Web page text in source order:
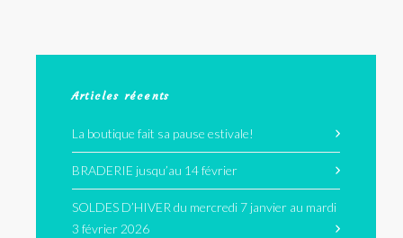
Articles récents
La boutique fait sa pause estivale!
BRADERIE jusqu’au 14 février
SOLDES D’HIVER du mercredi 7 janvier au mardi
3 février 2026